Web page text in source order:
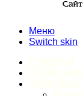
Меню
Switch skin